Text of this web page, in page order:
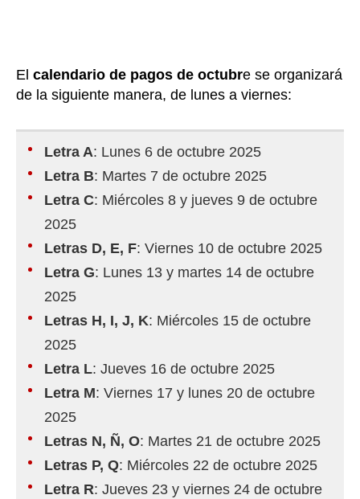
El calendario de pagos de octubre se organizará
de la siguiente manera, de lunes a viernes:
Letra A: Lunes 6 de octubre 2025
Letra B: Martes 7 de octubre 2025
Letra C: Miércoles 8 y jueves 9 de octubre
2025
Letras D, E, F: Viernes 10 de octubre 2025
Letra G: Lunes 13 y martes 14 de octubre
2025
Letras H, I, J, K: Miércoles 15 de octubre
2025
Letra L: Jueves 16 de octubre 2025
Letra M: Viernes 17 y lunes 20 de octubre
2025
Letras N, Ñ, O: Martes 21 de octubre 2025
Letras P, Q: Miércoles 22 de octubre 2025
Letra R: Jueves 23 y viernes 24 de octubre